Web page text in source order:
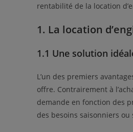
rentabilité de la location
1. La location
1.1 Une solution
L’un des premiers
offre. Contrairement à
demande en fonction des
des besoins saisonniers